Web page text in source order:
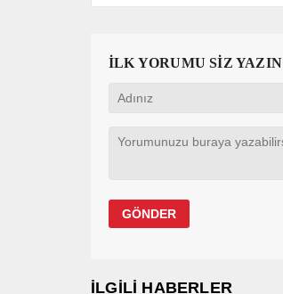
İLK YORUMU SİZ YAZIN
İLGİLİ HABERLER